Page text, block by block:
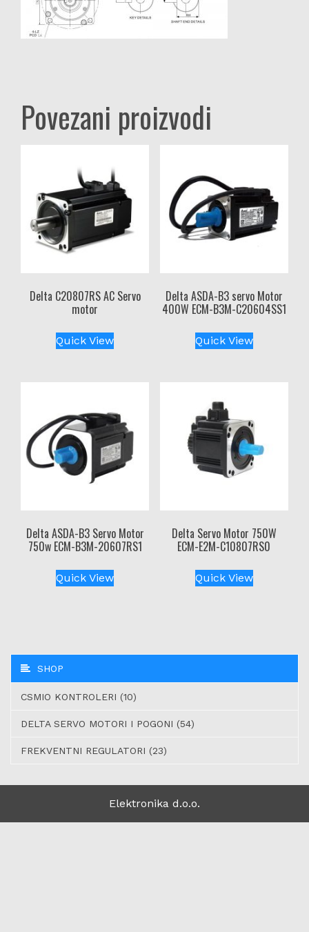
Povezani proizvodi
Delta C20807RS AC Servo
motor
Quick View
Delta ASDA-B3 servo Motor
400W ECM-B3M-C20604SS1
Quick View
Delta ASDA-B3 Servo Motor
750w ECM-B3M-20607RS1
Quick View
Delta Servo Motor 750W
ECM-E2M-C10807RS0
Quick View
SHOP
CSMIO KONTROLERI (10)
DELTA SERVO MOTORI I POGONI (54)
FREKVENTNI REGULATORI (23)
Elektronika d.o.o.